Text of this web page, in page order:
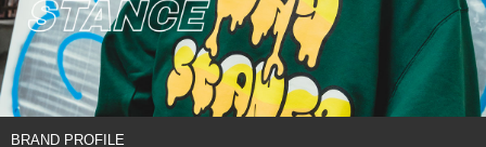
BRAND PROFILE